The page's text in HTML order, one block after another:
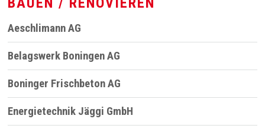
Aeschlimann AG
Belagswerk Boningen AG
Boninger Frischbeton AG
Energietechnik Jäggi GmbH